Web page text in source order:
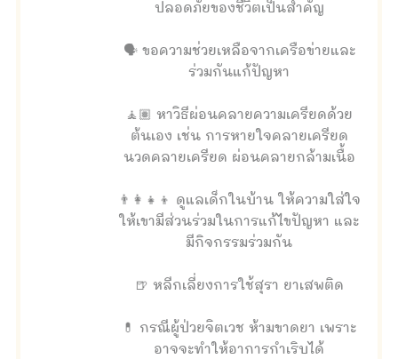
ปลอดภัยของชีวิตเป็นสำคัญ
🗣 ขอความช่วยเหลือจากเครือข่ายและ
ร่วมกันแก้ปัญหา
🧘🏽 หาวิธีผ่อนคลายความเครียดด้วย
ต้นเอง เช่น การหายใจคลายเครียด
นวดคลายเครียด ผ่อนคลายกล้ามเนื้อ
👨‍👩‍👧‍👦 ดูแลเด็กในบ้าน ให้ความใส่ใจ
ให้เขามีส่วนร่วมในการแก้ไขปัญหา และ
มีกิจกรรมร่วมกัน
🍺 หลีกเลี่ยงการใช้สุรา ยาเสพติด
💊 กรณีผู้ป่วยจิตเวช ห้ามขาดยา เพราะ
อาจจะทำให้อาการกำเริบได้